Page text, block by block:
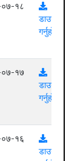
१८
डाउनलोड
गर्नुहोस्
१७
डाउनलोड
गर्नुहोस्
१६
डाउनलोड